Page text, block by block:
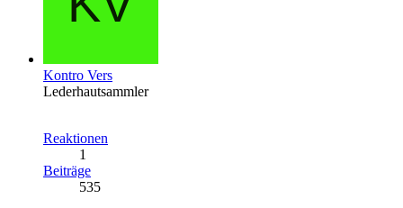
Kontro Vers
Lederhautsammler
Reaktionen
1
Beiträge
535